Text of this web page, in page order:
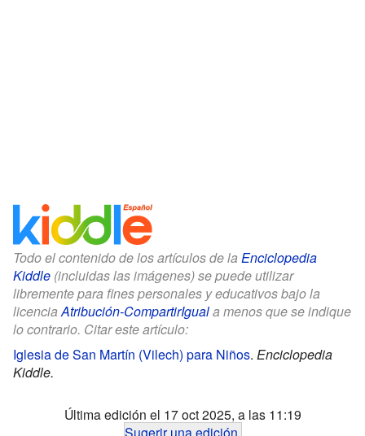
Todo el contenido de los artículos de la Enciclopedia
Kiddle (incluidas las imágenes) se puede utilizar
libremente para fines personales y educativos bajo la
licencia Atribución-CompartirIguala menos que se indique
lo contrario. Citar este artículo:
Iglesia de San Martín (Vilech) para Niños. Enciclopedia
Kiddle.
Última edición el 17 oct 2025, a las 11:19
Sugerir una edición